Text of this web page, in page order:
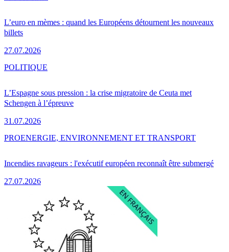
L’euro en mèmes : quand les Européens détournent les nouveaux
billets
27.07.2026
L’Espagne sous pression : la crise migratoire de Ceuta met
Schengen à l’épreuve
31.07.2026
POLITIQUE
Incendies ravageurs : l'exécutif européen reconnaît être submergé
27.07.2026
PROENERGIE, ENVIRONNEMENT ET TRANSPORT